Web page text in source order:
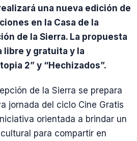
una nueva edición de
en la Casa de la
de la Sierra. La propuesta
libre y gratuita y la
2” y “Hechizados”.
de la Sierra se prepara
jornada del ciclo Cine Gratis
orientada a brindar un
para compartir en